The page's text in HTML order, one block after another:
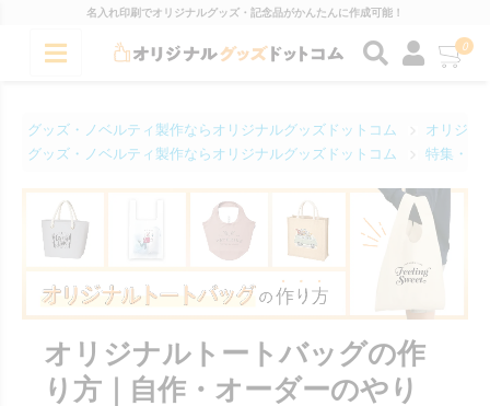
名入れ印刷でオリジナルグッズ・記念品がかんたんに作成可能！
0
グッズ・ノベルティ製作ならオリジナルグッズドットコム
オリジナ
グッズ・ノベルティ製作ならオリジナルグッズドットコム
特集・コ
オリジナルトートバッグの作
り方｜自作・オーダーのやり